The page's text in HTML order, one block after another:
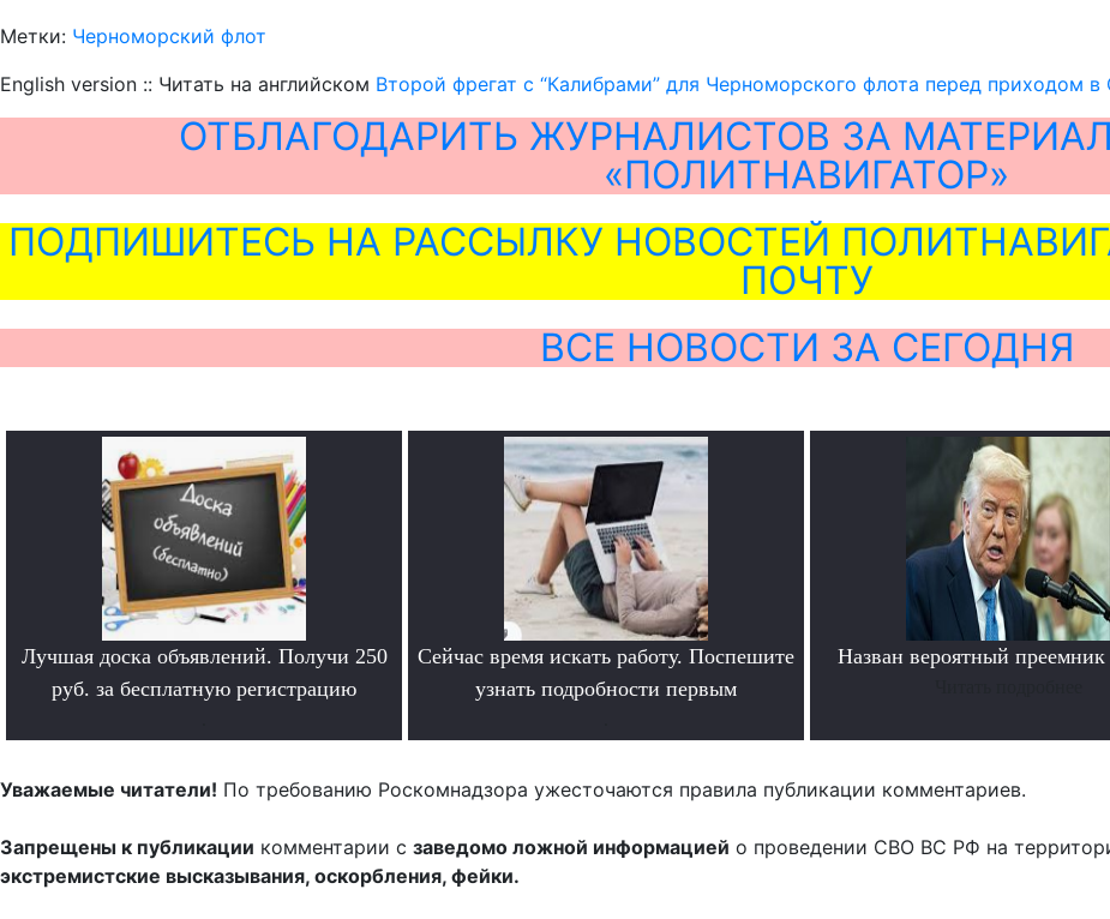
Метки: Черноморский флот
English version :: Читать на английском Второй фрегат с “Калибрами” для Черноморского флота перед приходом
ОТБЛАГОДАРИТЬ ЖУРНАЛИСТОВ ЗА
«ПОЛИТНАВИГАТОР»
ПОДПИШИТЕСЬ НА РАССЫЛКУ НОВОСТЕЙ
ПОЧТУ
ВСЕ НОВОСТИ ЗА СЕГОДНЯ
Лучшая доска объявлений. Получи 250
руб. за бесплатную регистрацию
Сейчас время искать работу. Поспешите
узнать подробности первым
Назван вероятный
Уважаемые читатели! По требованию Роскомнадзора ужесточаются правила публикации комментариев.
Запрещены к публикации комментарии с заведомо ложной информацией о проведении СВО ВС РФ на
экстремистские высказывания, оскорбления, фейки.